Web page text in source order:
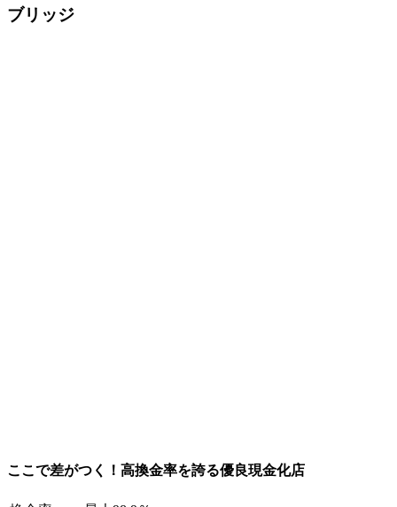
ブリッジ
ここで差がつく！高換金率を誇る優良現金化店